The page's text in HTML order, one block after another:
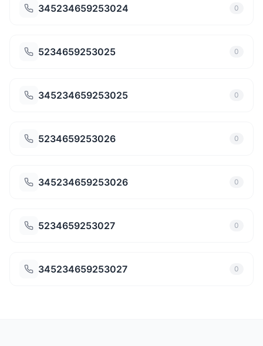
345234659253024 0
5234659253025 0
345234659253025 0
5234659253026 0
345234659253026 0
5234659253027 0
345234659253027 0